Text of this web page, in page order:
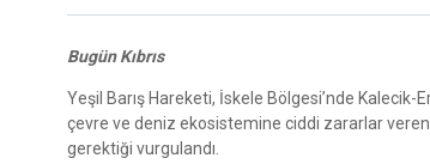
Bugün Kıbrıs
Yeşil Barış Hareketi, İskele Bölgesi’nde
çevre ve deniz ekosistemine ciddi zararlar
gerektiği vurgulandı.